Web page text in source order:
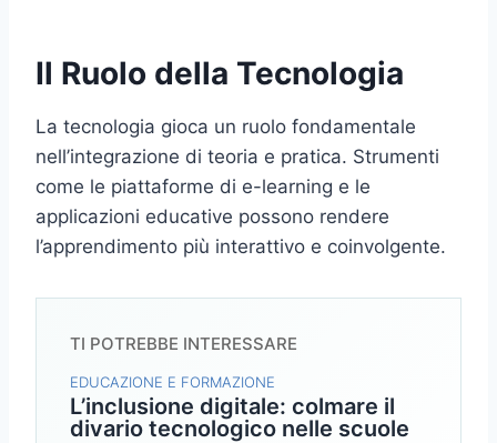
Il Ruolo della Tecnologia
La tecnologia gioca un ruolo fondamentale
nell’integrazione di teoria e pratica. Strumenti
come le piattaforme di e-learning e le
applicazioni educative possono rendere
l’apprendimento più interattivo e coinvolgente.
TI POTREBBE INTERESSARE
EDUCAZIONE E FORMAZIONE
L’inclusione digitale: colmare il
divario tecnologico nelle scuole